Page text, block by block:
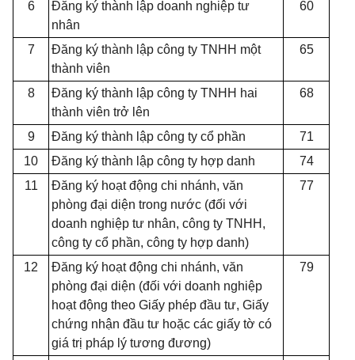
6
Đăng ký thành lập doanh nghiệp tư
nhân
60
7 Đăng ký thành lập công ty TN H H một
thành viên
65
8
Đăng ký thành lập công ty TNHH hai
thành viên trở lên
68
9 Đăng ký thành lập công ty cổ phần
71
10
Đăng ký thành lập công ty hợp danh
74
11
Đăng ký hoạt động chi nhánh, văn
phòng đại diện trong nước (đối với
doanh nghiệp tư nhân, công ty TNHH,
công ty cổ phần, công ty hợp danh)
77
12
Đăng ký hoạt động chi nhánh, văn
phòng đại diện (đối với doanh nghiệp
hoạt động theo Giấy phép đầu tư, Giấy
chứng nhận đầu tư hoặc các giấy tờ có
giá trị pháp lý tương đương)
79